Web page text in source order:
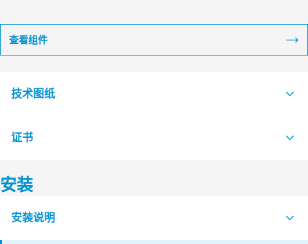
查看组件
技术图纸
S1016534 B FRAME EX COMBINATION FRAME
证书
认证机构
CSA
安装
安装说明